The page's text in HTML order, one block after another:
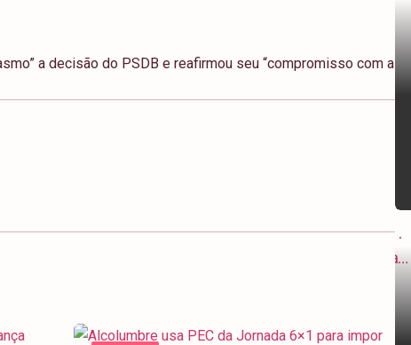
a decisão do PSDB e reafirmou seu “compromisso com a